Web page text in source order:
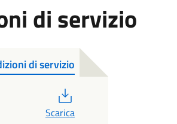
di servizio
di servizio
Scarica